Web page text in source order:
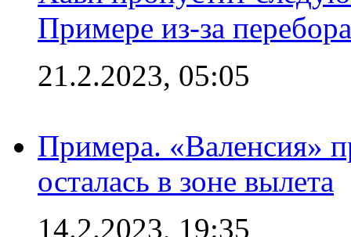
Примере из-за
21.2.2023, 05:05
Примера. «Валенсия»
осталась в зоне вылета
14.2.2023, 19:35